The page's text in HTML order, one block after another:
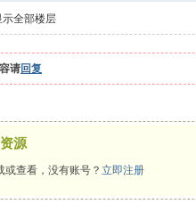
示全部楼层
请回复
源
或查看，没有账号？ 立即注册